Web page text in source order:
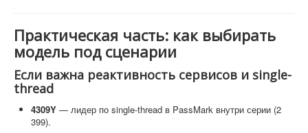
Практическая часть: как выбирать
модель под сценарии
Если важна реактивность сервисов и single-
thread
4309Y — лидер по single-thread в PassMark внутри серии (2
399).